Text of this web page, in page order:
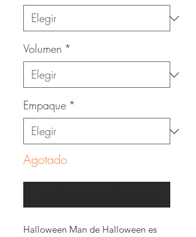
Volumen *
Empaque *
Agotado
Halloween Man de Halloween es